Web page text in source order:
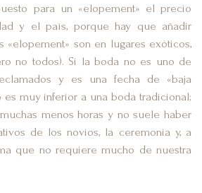
para un «elopement» el precio
y el país, porque hay que añadir
«elopement» son en lugares exóticos,
no todos). Si la boda no es uno de
y es una fecha de «baja
muy inferior a una boda tradicional;
menos horas y no suele haber
de los novios, la ceremonia y, a
que no requiere mucho de nuestra